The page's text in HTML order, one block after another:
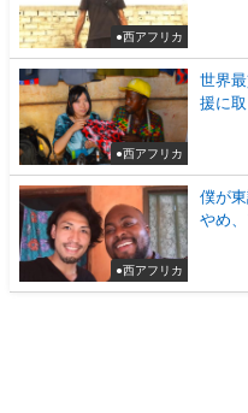
●西アフリカ
●西アフリカ
世界
援に
●西アフリカ
僕が
やめ